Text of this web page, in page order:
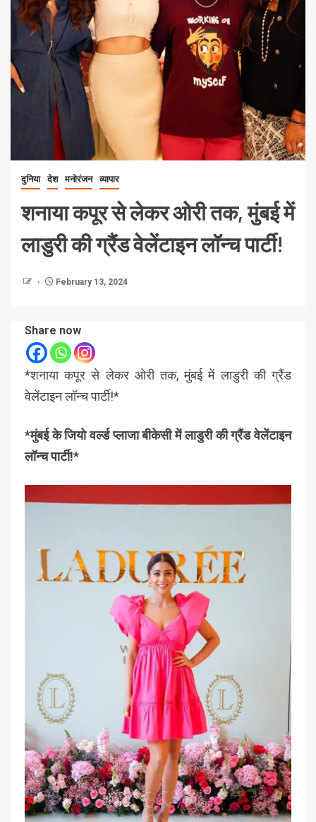
दुनिया देश मनोरंजन व्यापार
शनाया कपूर से लेकर ओरी तक, मुंबई में
लाडुरी की ग्रैंड वेलेंटाइन लॉन्च पार्टी!
February 13, 2024
Share now
*शनाया कपूर से लेकर ओरी तक, मुंबई में लाडुरी की ग्रैंड
वेलेंटाइन लॉन्च पार्टी!*
*मुंबई के जियो वर्ल्ड प्लाजा बीकेसी में लाडुरी की ग्रैंड वेलेंटाइन
लॉन्च पार्टी!*